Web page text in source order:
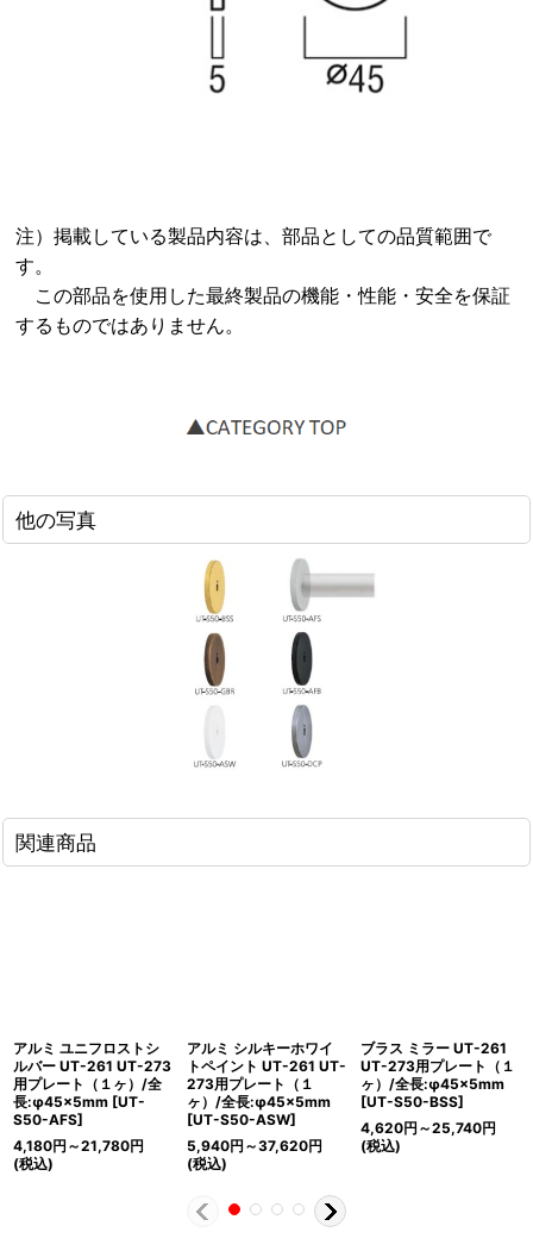
注）掲載している製品内容は、部品としての品質範囲で
す。
この部品を使用した最終製品の機能・性能・安全を保証
するものではありません。
他の写真
関連商品
アルミ ユニフロストシ
ルバー UT-261 UT-273
用プレート（１ヶ）/全
長:φ45×5mm [UT-
S50-AFS]
4,180円 ～21,780円
(税込)
アルミ シルキーホワイ
トペイント UT-261 UT-
273用プレート（１
ヶ）/全長:φ45×5mm
[UT-S50-ASW]
5,940円 ～37,620円
(税込)
ブラス ミラー UT-261
UT-273用プレート（１
ヶ）/全長:φ45×5mm
[UT-S50-BSS]
4,620円 ～25,740円
(税込)